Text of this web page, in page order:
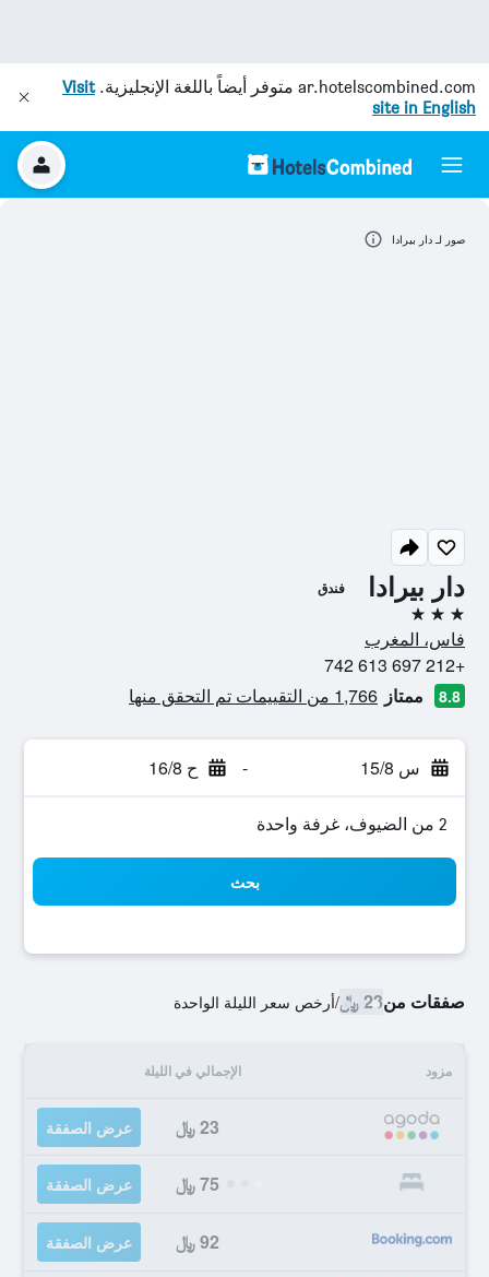
ar.hotelscombined.com متوفر أيضاً باللغة الإنجليزية.Visit
site in English
دار بيرادا فندق
3 نجوم
فاس، المغرب
+212 697 613 742
8.8 ممتاز 1,766 من التقييمات تم التحقق منها
س 15/8 - ح 16/8
2 من الضيوف، غرفة واحدة
بحث
صفقات من23 ﷼ /أرخص سعر الليلة الواحدة
مزود الإجمالي في الليلة
23 ﷼ عرض الصفقة
75 ﷼ عرض الصفقة
92 ﷼ عرض الصفقة
صور لـ دار بيرادا